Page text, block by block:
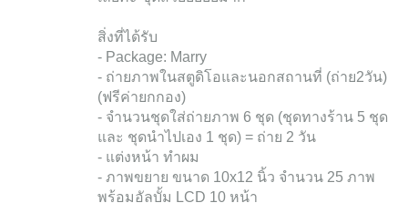
สิ่งที่ได้รับ
- Package: Marry
- ถ่ายภาพในสตูดิโอและนอกสถานที่ (ถ่าย2วัน)
(ฟรีค่ายกกอง)
- จำนวนชุดใส่ถ่ายภาพ 6 ชุด (ชุดทางร้าน 5 ชุด
และ ชุดนำไปเอง 1 ชุด) = ถ่าย 2 วัน
- แต่งหน้า ทำผม
- ภาพขยาย ขนาด 10x12 นิ้ว จำนวน 25 ภาพ
พร้อมอัลบั้ม LCD 10 หน้า